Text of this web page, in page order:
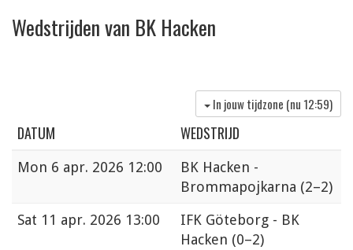
Wedstrijden van BK Hacken
In jouw tijdzone (nu 12:59)
DATUM WEDSTRIJD
Mon 6 apr. 2026 12:00
BK Hacken -
Brommapojkarna (2–2)
Sat 11 apr. 2026 13:00
IFK Göteborg - BK
Hacken (0–2)